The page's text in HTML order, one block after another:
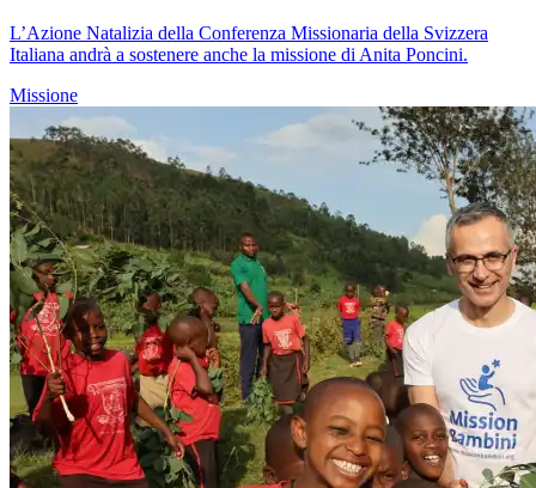
L’Azione Natalizia della Conferenza Missionaria della Svizzera
Italiana andrà a sostenere anche la missione di Anita Poncini.
Missione